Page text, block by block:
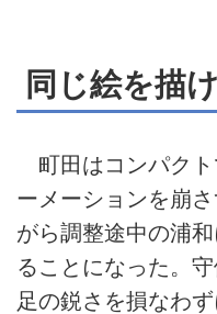
同じ絵を描
町田はコンパクト
ーメーションを崩
がら調整途中の浦
ることになった。
足の鋭さを損なわ